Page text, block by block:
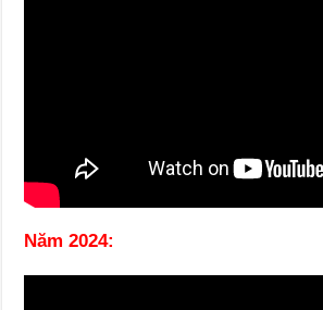
Năm 2024: